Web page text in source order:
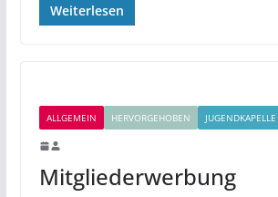
Weiterlesen
ALLGEMEIN HERVORGEHOBEN JUGENDKAPELLE
Mitgliederwerbung